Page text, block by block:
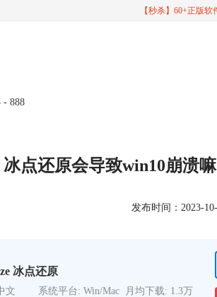
【秒杀】60+正版
- 888
冰点还原会导致win10崩溃
发布时间：2023-
冰点还原
文 系统平台: Win/Mac 月均下载: 1.3万